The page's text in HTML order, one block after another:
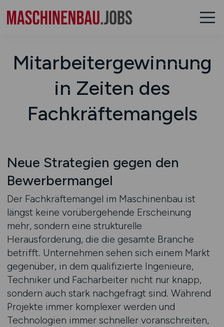
Mitarbeitergewinnung
in Zeiten des
Fachkräftemangels
Neue Strategien gegen den
Bewerbermangel
Der Fachkräftemangel im Maschinenbau ist
längst keine vorübergehende Erscheinung
mehr, sondern eine strukturelle
Herausforderung, die die gesamte Branche
betrifft. Unternehmen sehen sich einem Markt
gegenüber, in dem qualifizierte Ingenieure,
Techniker und Facharbeiter nicht nur knapp,
sondern auch stark nachgefragt sind. Während
Projekte immer komplexer werden und
Technologien immer schneller voranschreiten,